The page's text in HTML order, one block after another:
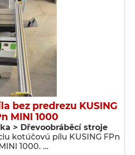
bez predrezu KUSING
MINI 1000
> Dřevoobráběcí stroje
kotúčovú pílu KUSING FPn
1000. …